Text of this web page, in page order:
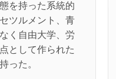
を持った系統的
ツルメント、青
く自由大学、労
として作られた
った。